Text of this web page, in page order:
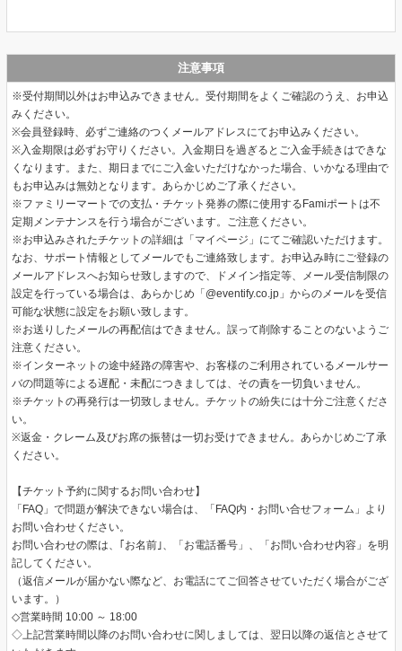
注意事項
※受付期間以外はお申込みできません。受付期間をよくご確認のうえ、お申込
みください。
※会員登録時、必ずご連絡のつくメールアドレスにてお申込みください。
※入金期限は必ずお守りください。入金期日を過ぎるとご入金手続きはできな
くなります。また、期日までにご入金いただけなかった場合、いかなる理由で
もお申込みは無効となります。あらかじめご了承ください。
※ファミリーマートでの支払・チケット発券の際に使用するFamiポートは不
定期メンテナンスを行う場合がございます。ご注意ください。
※お申込みされたチケットの詳細は「マイページ」にてご確認いただけます。
なお、サポート情報としてメールでもご連絡致します。お申込み時にご登録の
メールアドレスへお知らせ致しますので、ドメイン指定等、メール受信制限の
設定を行っている場合は、あらかじめ「@eventify.co.jp」からのメールを受信
可能な状態に設定をお願い致します。
※お送りしたメールの再配信はできません。誤って削除することのないようご
注意ください。
※インターネットの途中経路の障害や、お客様のご利用されているメールサー
バの問題等による遅配・未配につきましては、その責を一切負いません。
※チケットの再発行は一切致しません。チケットの紛失には十分ご注意くださ
い。
※返金・クレーム及びお席の振替は一切お受けできません。あらかじめご了承
ください。
【チケット予約に関するお問い合わせ】
「FAQ」で問題が解決できない場合は、「FAQ内・お問い合せフォーム」より
お問い合わせください。
お問い合わせの際は、｢お名前｣、「お電話番号」、「お問い合わせ内容」を明
記してください。
（返信メールが届かない際など、お電話にてご回答させていただく場合がござ
います。）
◇営業時間 10:00 ～ 18:00
◇上記営業時間以降のお問い合わせに関しましては、翌日以降の返信とさせて